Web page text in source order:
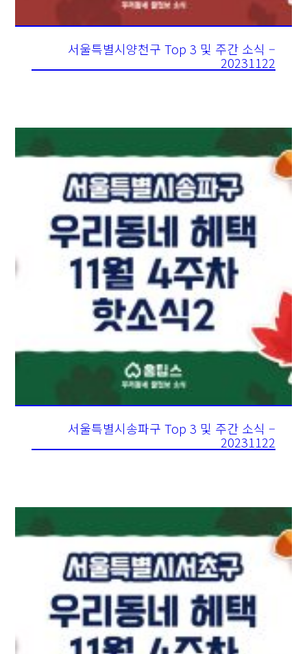
서울특별시양천구 Top 3 및 주간 소식 –
20231122
서울특별시송파구 Top 3 및 주간 소식 –
20231122